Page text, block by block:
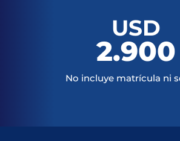
USD
2.900
No incluye matrícula ni